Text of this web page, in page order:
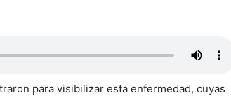
para visibilizar esta enfermedad, cuyas